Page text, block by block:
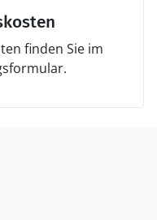
finden Sie im